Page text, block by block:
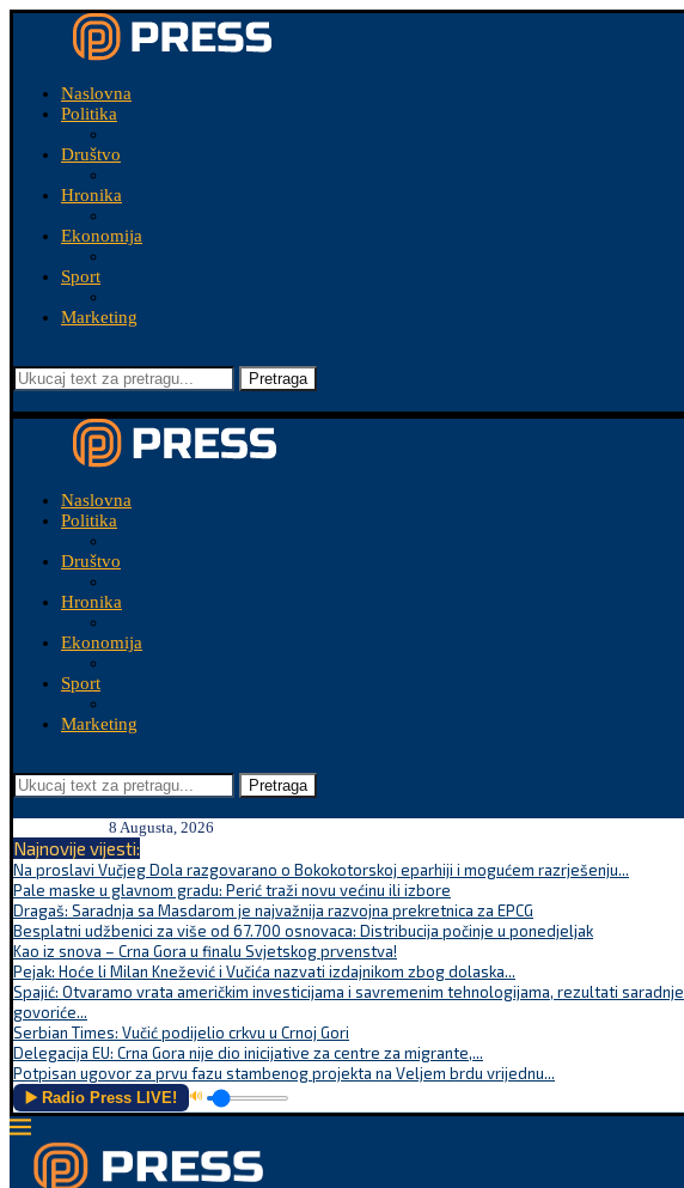
Naslovna
Politika
Društvo
Hronika
Ekonomija
Sport
Marketing
Pretraga
Naslovna
Politika
Društvo
Hronika
Ekonomija
Sport
Marketing
Pretraga
8 Augusta, 2026
Najnovije vijesti:
Na proslavi Vučjeg Dola razgovarano o Bokokotorskoj eparhiji i mogućem razrješenju...
Pale maske u glavnom gradu: Perić traži novu većinu ili izbore
Dragaš: Saradnja sa Masdarom je najvažnija razvojna prekretnica za EPCG
Besplatni udžbenici za više od 67.700 osnovaca: Distribucija počinje u ponedjeljak
Kao iz snova – Crna Gora u finalu Svjetskog prvenstva!
Pejak: Hoće li Milan Knežević i Vučića nazvati izdajnikom zbog dolaska...
Spajić: Otvaramo vrata američkim investicijama i savremenim tehnologijama, rezultati saradnje
govoriće...
Serbian Times: Vučić podijelio crkvu u Crnoj Gori
Delegacija EU: Crna Gora nije dio inicijative za centre za migrante,...
Potpisan ugovor za prvu fazu stambenog projekta na Veljem brdu vrijednu...
▶️ Radio Press LIVE! 🔊